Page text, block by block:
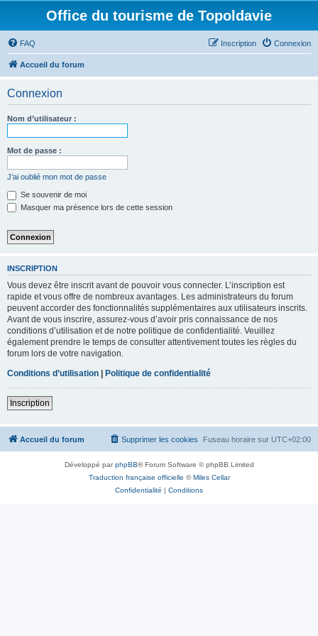
Office du tourisme de Topoldavie
FAQ Connexion
Inscription
Accueil du forum
Connexion
Nom d’utilisateur :
Mot de passe :
J’ai oublié mon mot de passe
Se souvenir de moi
Masquer ma présence lors de cette session
INSCRIPTION
Vous devez être inscrit avant de pouvoir vous connecter. L’inscription est
rapide et vous offre de nombreux avantages. Les administrateurs du forum
peuvent accorder des fonctionnalités supplémentaires aux utilisateurs inscrits.
Avant de vous inscrire, assurez-vous d’avoir pris connaissance de nos
conditions d’utilisation et de notre politique de confidentialité. Veuillez
également prendre le temps de consulter attentivement toutes les règles du
forum lors de votre navigation.
Conditions d’utilisation | Politique de confidentialité
Inscription
Accueil du forum Fuseau horaire sur UTC+02:00
Supprimer les cookies
Développé parphpBB® Forum Software © phpBB Limited
Traduction française officielle ©Miles Cellar
Confidentialité | Conditions